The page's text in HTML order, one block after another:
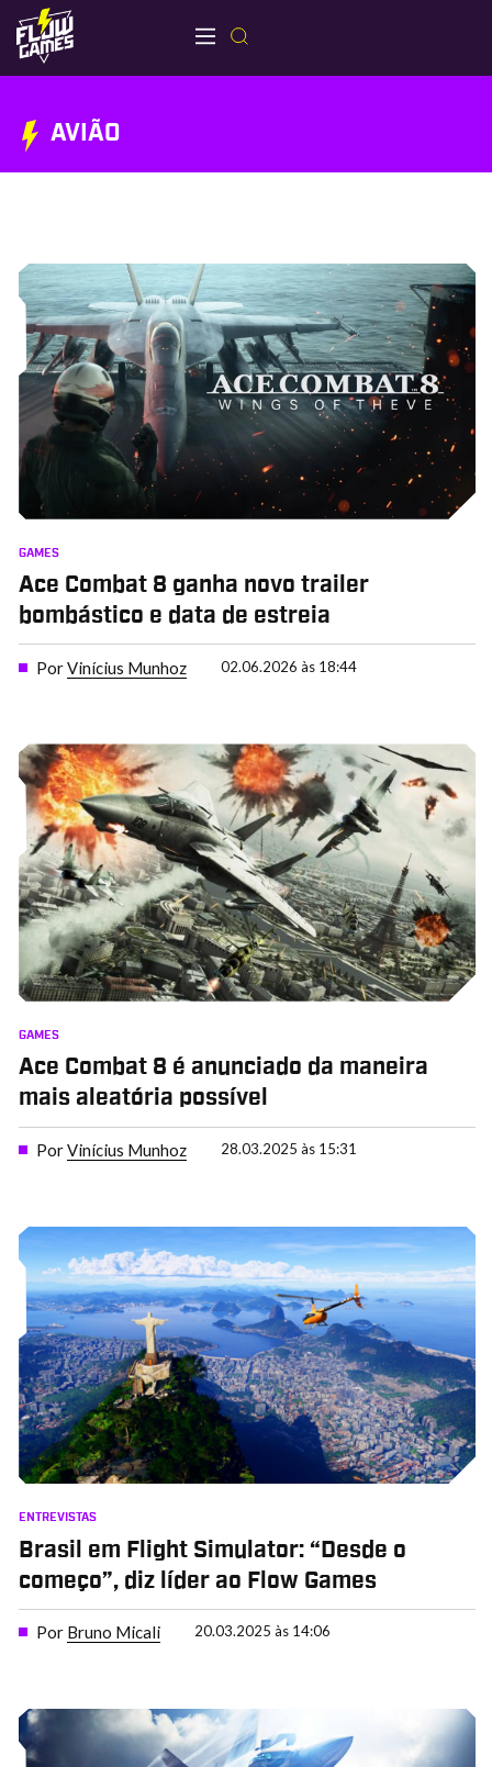
AVIÃO
GAMES
Ace Combat 8 ganha novo trailer
bombástico e data de estreia
PorVinícius Munhoz 02.06.2026 às 18:44
GAMES
Ace Combat 8 é anunciado da maneira
mais aleatória possível
PorVinícius Munhoz 28.03.2025 às 15:31
ENTREVISTAS
Brasil em Flight Simulator: “Desde o
começo”, diz líder ao Flow Games
Por Bruno Micali 20.03.2025 às 14:06